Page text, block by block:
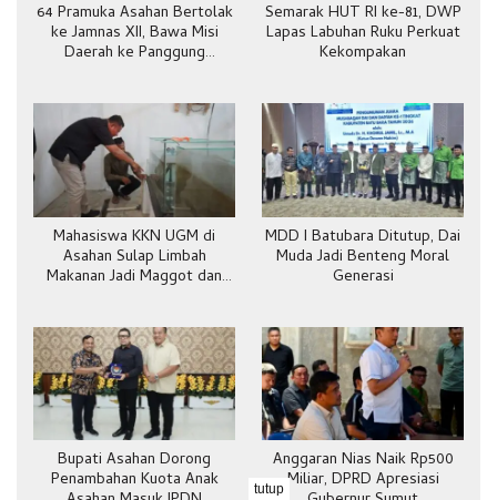
64 Pramuka Asahan Bertolak
ke Jamnas XII, Bawa Misi
Daerah ke Panggung
Semarak HUT RI ke-81, DWP
Lapas Labuhan Ruku Perkuat
Kekompakan
Mahasiswa KKN UGM di
Asahan Sulap Limbah
Makanan Jadi Maggot dan
MDD I Batubara Ditutup, Dai
Muda Jadi Benteng Moral
Generasi
Bupati Asahan Dorong
Penambahan Kuota Anak
Anggaran Nias Naik Rp500
Miliar, DPRD Apresiasi
tutup